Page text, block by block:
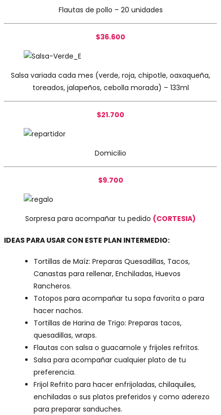
Flautas de pollo – 20 unidades
$36.600
Salsa variada cada mes (verde, roja, chipotle, oaxaqueña,
toreados, jalapeños, cebolla morada) – 133ml
$21.700
Domicilio
$9.700
Sorpresa para acompañar tu pedido (CORTESIA)
IDEAS PARA USAR CON ESTE PLAN INTERMEDIO:
Tortillas de Maíz: Preparas Quesadillas, Tacos,
Canastas para rellenar, Enchiladas, Huevos
Rancheros.
Totopos para acompañar tu sopa favorita o para
hacer nachos.
Tortillas de Harina de Trigo: Preparas tacos,
quesadillas, wraps.
Flautas con salsa o guacamole y frijoles refritos.
Salsa para acompañar cualquier plato de tu
preferencia.
Frijol Refrito para hacer enfrijoladas, chilaquiles,
enchiladas o sus platos preferidos y como aderezo
para preparar sanduches.